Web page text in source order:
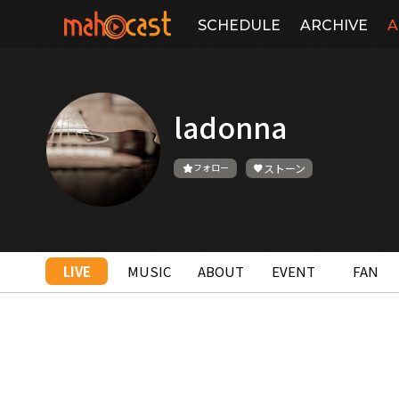
SCHEDULE ARCHIVE
ladonna
フォロー ストーン
LIVE MUSIC ABOUT EVENT FAN